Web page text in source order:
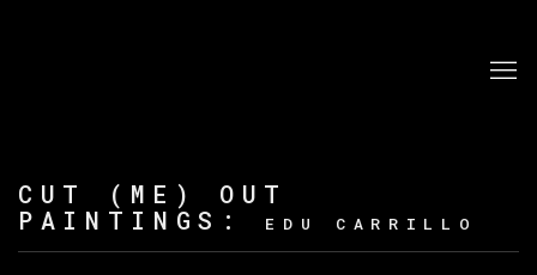
CUT (ME) OUT
PAINTINGS : EDU CARRILLO